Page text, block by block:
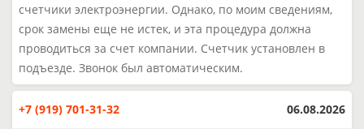
счетчики электроэнергии. Однако, по моим сведениям,
срок замены еще не истек, и эта процедура должна
проводиться за счет компании. Счетчик установлен в
подъезде. Звонок был автоматическим.
+7 (919) 701-31-32 06.08.2026